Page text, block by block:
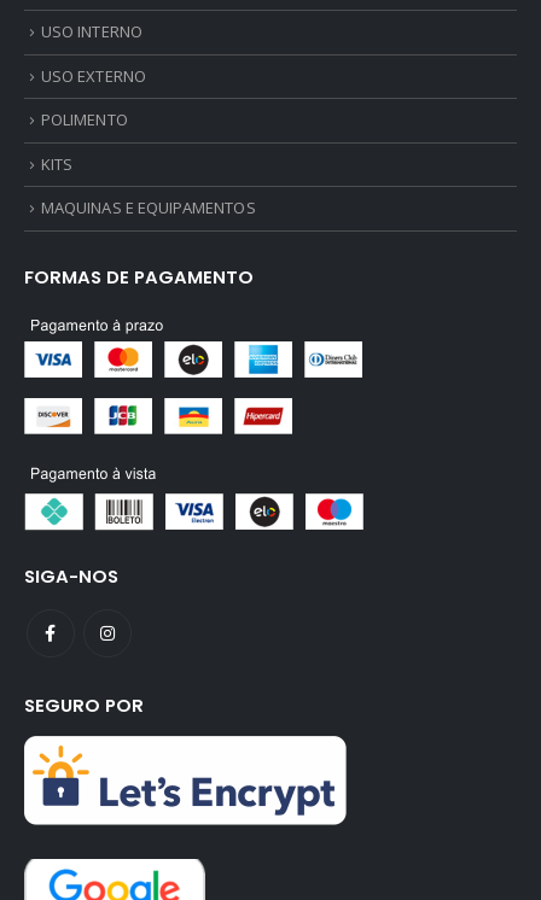
USO INTERNO
USO EXTERNO
POLIMENTO
KITS
MAQUINAS E EQUIPAMENTOS
FORMAS DE PAGAMENTO
SIGA-NOS
SEGURO POR